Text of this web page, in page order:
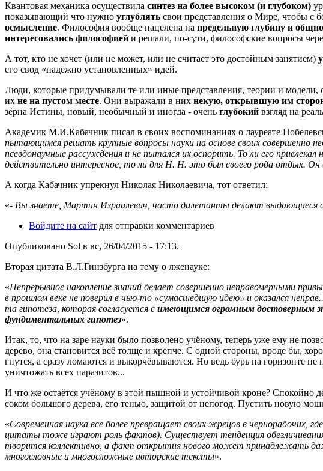
Квантовая механика осуществила синтез на более высоком (и глубоком)
показывающий что нужно углублять свои представления о Мире, чтобы с
осмысление. Философия вообще нацелена на предельную глубину и
интересовались философией и решали, по-сути, философские вопросы
А тот, кто не хочет (или не может, или не считает это достойным занятием)
его свод «надёжно установленных» идей.
Люди, которые придумывали те или иные представления, теории и
их не на пустом месте. Они выражали в них некую, открывшую им
зёрна Истины, новый, необычный и иногда - очень глубокий взгляд на
Академик М.И.Кабачник писал в своих воспоминаниях о лауреате
пытающимся решать крупные вопросы науки на основе своих совершенно
псевдонаучные рассуждения и не пытался их оспорить. То ли его
действительно интересное, то ли для Н. Н. это был своего рода отдых. Он
А когда Кабачник упрекнул Николая Николаевича, тот ответил:
«- Вы знаете, Мартин Израилевич, часто дилетанты делают выдающиеся
Войдите на сайт для отправки комментариев
Опубликовано Sol в вс, 26/04/2015 - 17:13.
Вторая цитата В.Л.Гинзбурга на тему о лженауке:
«Непрерывное накопление знаний делает совершенно неправомерными
в прошлом веке не поверил в чью-то «сумасшедшую идею» и оказался
та гипотеза, которая согласуется с имеющимся огромным достоверным
фундаментальных гипотез».
Итак, то, что на заре науки было позволено учёному, теперь уже ему не
дерево, она становится всё толще и крепче. С одной стороны, вроде бы,
гнутся, а сразу ломаются и выкорчёвываются. Но ведь бурь на горизонте
уничтожать всех паразитов...
И что же остаётся учёному в этой пышной и устойчивой кроне? Спокойно
соком большого дерева, его тенью, защитой от непогод. Пустить новую
«Современная наука все более превращает своих жрецов в чернорабочих,
цитаты тоже играют роль фактов). Существует тенденция обезличивания
творится коллективно, а факт открытия нового может принадлежать
многословные и многосложные авторские тексты».